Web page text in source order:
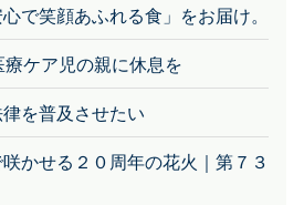
で笑顔あふれる食」をお届け。
ケア児の親に休息を
を普及させたい
かせる２０周年の花火｜第７３